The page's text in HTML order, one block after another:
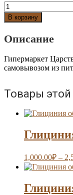
Количество
Глициния
обильноцветущая
Бени
Бени,
Kuchi-
В корзину
Описание
Гипермаркет
самовывозом из
Товары этой
1,000.00₽ –